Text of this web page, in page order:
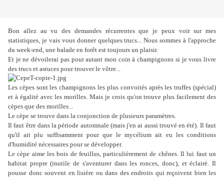
Bon allez au vu des demandes récurrentes que je peux voir sur mes
statistiques, je vais vous donner quelques trucs... Nous sommes à l'approche
du week-end, une balade en forêt est toujours un plaisir.
Et je ne dévoilerai pas pour autant mon coin à champignons si je vous livre
des trucs et astuces pour trouver le vôtre...
Les cèpes sont les champignons les plus convoités après les truffes (spécial)
et à égalité avec les morilles. Mais je crois qu'on trouve plus facilement des
cèpes que des morilles...
Le cèpe se trouve dans la conjonction de plusieurs paramètres.
Il faut être dans la période automnale (mais j'en ai aussi trouvé en été). Il faut
qu'il ait plu suffisamment pour que le mycélium ait eu les conditions
d'humidité nécessaires pour se développer.
Le cèpe aime les bois de feuillus, particulièrement de chênes. Il lui faut un
habitat propre (inutile de s'aventurer dans les ronces, donc), et éclairé. Il
pousse donc souvent en lisière ou dans des endroits qui reçoivent bien les